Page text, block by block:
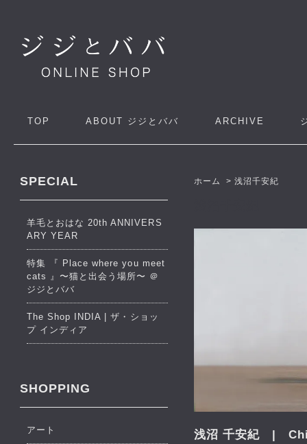
TOP ABOUT ジジとババ ARCHIVE
ホーム >浅沼千安紀
浅沼 千安紀 |
SPECIAL
羊毛とおはな 20th ANNIVERS
ARY YEAR
特集 『 Place where you meet
cats 』〜猫と出会う場所〜 ＠
ジジとババ
The Shop INDIA | ザ・ショッ
プ インディア
SHOPPING
アート